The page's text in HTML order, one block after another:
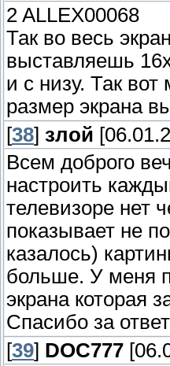
2 ALLEX00068
Так во весь
выставляешь
и с низу. Так
размер экрана
[38] злой
Всем доброго
настроить
телевизоре нет
показывает не
казалось)
больше. У меня
экрана которая
Спасибо за
[39] DOC777